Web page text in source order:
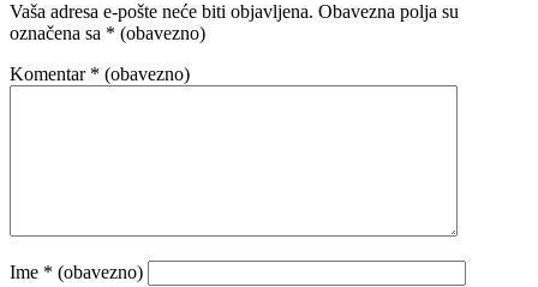
Vaša adresa e-pošte neće biti objavljena. Obavezna polja su
označena sa * (obavezno)
Komentar * (obavezno)
Ime * (obavezno)